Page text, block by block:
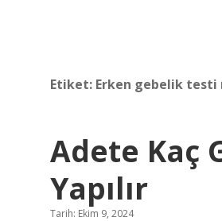
Etiket: Erken gebelik testi
Adete Kaç
Yapılır
Tarih: Ekim 9, 2024